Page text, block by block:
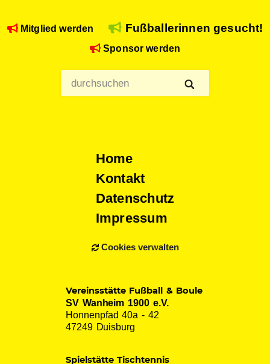
Mitglied werden Fußballerinnen gesucht!
Sponsor werden
Home
Kontakt
Datenschutz
Impressum
Cookies verwalten
Vereinsstätte Fußball & Boule
SV Wanheim 1900 e.V.
Honnenpfad 40a - 42
47249 Duisburg
Spielstätte Tischtennis